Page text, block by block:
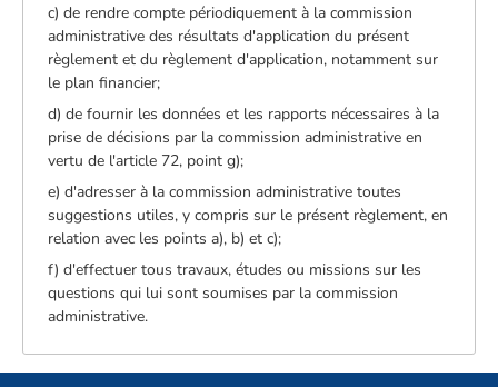
c) de rendre compte périodiquement à la commission
administrative des résultats d'application du présent
règlement et du règlement d'application, notamment sur
le plan financier;
d) de fournir les données et les rapports nécessaires à la
prise de décisions par la commission administrative en
vertu de l'article 72, point g);
e) d'adresser à la commission administrative toutes
suggestions utiles, y compris sur le présent règlement, en
relation avec les points a), b) et c);
f) d'effectuer tous travaux, études ou missions sur les
questions qui lui sont soumises par la commission
administrative.